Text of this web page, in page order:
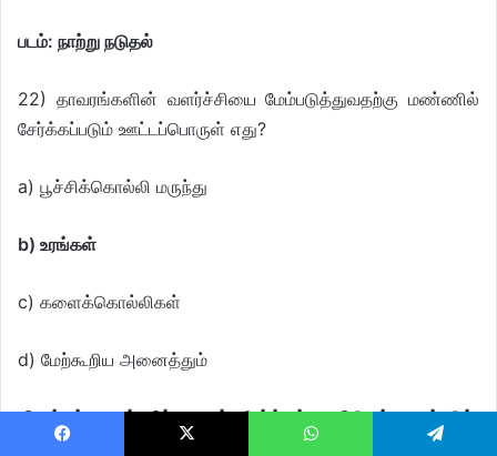
படம்: நாற்று நடுதல்
22) தாவரங்களின் வளர்ச்சியை மேம்படுத்துவதற்கு மண்ணில்
சேர்க்கப்படும் ஊட்டப்பொருள் எது?
a) பூச்சிக்கொல்லி மருந்து
b) உரங்கள்
c) களைக்கொல்லிகள்
d) மேற்கூறிய அனைத்தும்
விளக்கம்: மண்ணிற்கு உரம் சேர்த்தல் உரமிடுதல் எனப்படும்.
உரனமாது பயிர்த் தாவர வளர்ச்சிக்கு தேவையான பல